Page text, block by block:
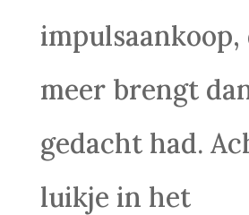
impulsaankoop,
meer brengt
gedacht had.
luikje in het